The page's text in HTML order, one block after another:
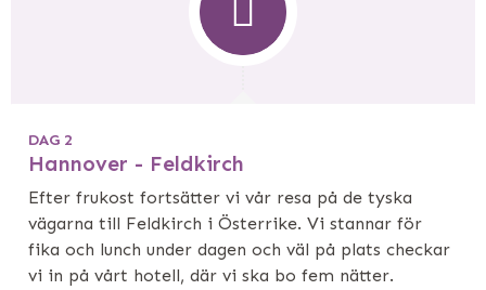
DAG 2
Hannover - Feldkirch
Efter frukost fortsätter vi vår resa på de tyska
vägarna till Feldkirch i Österrike. Vi stannar för
fika och lunch under dagen och väl på plats checkar
vi in på vårt hotell, där vi ska bo fem nätter.